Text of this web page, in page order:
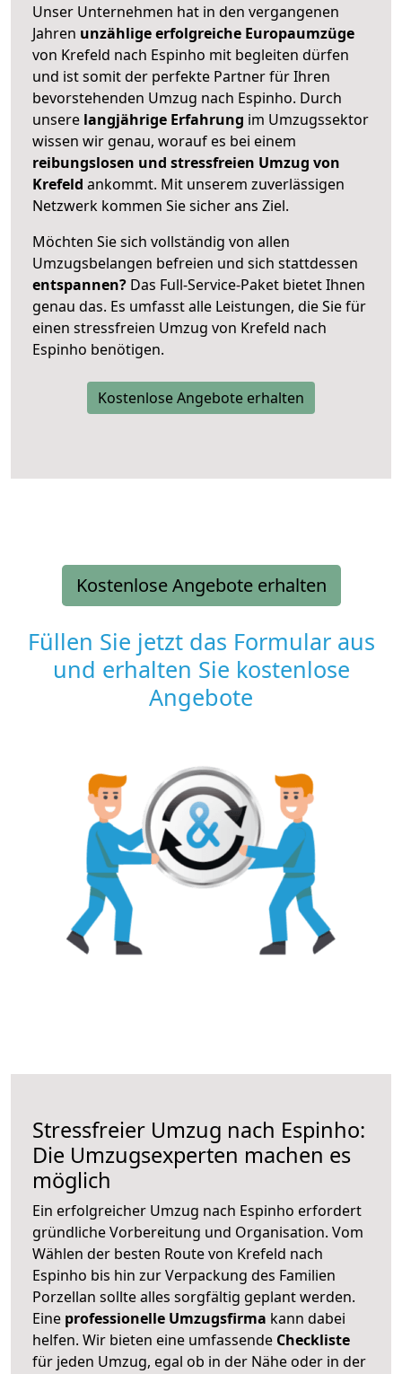
Unser Unternehmen hat in den vergangenen
Jahren unzählige erfolgreiche Europaumzüge
von Krefeld nach Espinho mit begleiten dürfen
und ist somit der perfekte Partner für Ihren
bevorstehenden Umzug nach Espinho. Durch
unsere langjährige Erfahrung im Umzugssektor
wissen wir genau, worauf es bei einem
reibungslosen und stressfreien Umzug von
Krefeld ankommt. Mit unserem zuverlässigen
Netzwerk kommen Sie sicher ans Ziel.
Möchten Sie sich vollständig von allen
Umzugsbelangen befreien und sich stattdessen
entspannen? Das Full-Service-Paket bietet Ihnen
genau das. Es umfasst alle Leistungen, die Sie für
einen stressfreien Umzug von Krefeld nach
Espinho benötigen.
Kostenlose Angebote erhalten
Kostenlose Angebote erhalten
Füllen Sie jetzt das Formular aus
und erhalten Sie kostenlose
Angebote
Stressfreier Umzug nach Espinho:
Die Umzugsexperten machen es
möglich
Ein erfolgreicher Umzug nach Espinho erfordert
gründliche Vorbereitung und Organisation. Vom
Wählen der besten Route von Krefeld nach
Espinho bis hin zur Verpackung des Familien
Porzellan sollte alles sorgfältig geplant werden.
Eine professionelle Umzugsfirma kann dabei
helfen. Wir bieten eine umfassende Checkliste
für jeden Umzug, egal ob in der Nähe oder in der